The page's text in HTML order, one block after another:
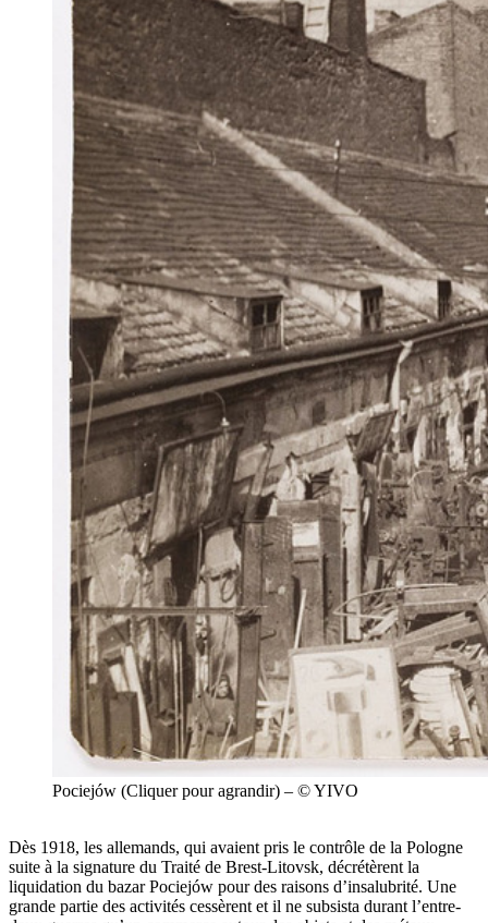
Pociejów (Cliquer pour agrandir) – © YIVO
Dès 1918, les allemands, qui avaient pris le contrôle de la Pologne
suite à la signature du Traité de Brest-Litovsk, décrétèrent la
liquidation du bazar Pociejów pour des raisons d’insalubrité. Une
grande partie des activités cessèrent et il ne subsista durant l’entre-